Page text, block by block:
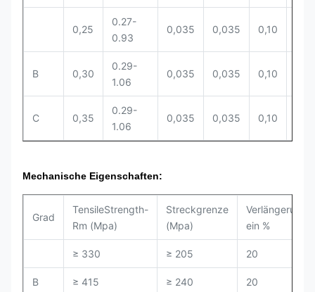
0,25
0.27-
0.93
0,035 0,035 0,10
B 0,30
0.29-
1.06
0,035 0,035 0,10
C 0,35
0.29-
1.06
0,035 0,035 0,10
Mechanische Eigenschaften:
Grad
TensileStrength-
Rm (Mpa)
Streckgrenze
(Mpa)
Verlängerung
ein %
≥ 330 ≥ 205 20
B ≥ 415 ≥ 240 20